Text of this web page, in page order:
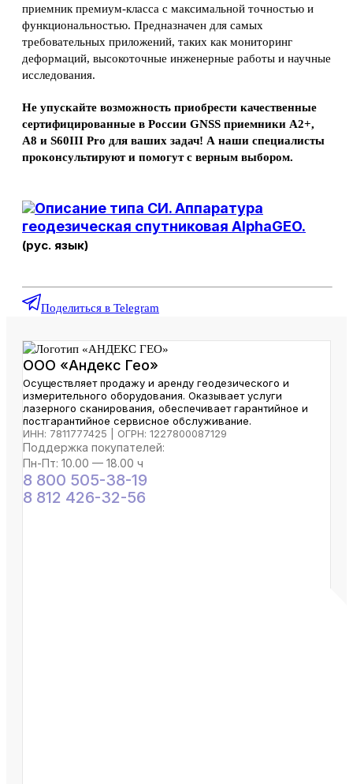
приемник премиум-класса с максимальной точностью и
функциональностью. Предназначен для самых
требовательных приложений, таких как мониторинг
деформаций, высокоточные инженерные работы и научные
исследования.
Не упускайте возможность приобрести качественные
сертифицированные в России GNSS приемники A2+,
A8 и S60III Pro для ваших задач! А наши специалисты
проконсультируют и помогут с верным выбором.
Описание типа СИ. Аппаратура
геодезическая спутниковая AlphaGEO.
(рус. язык)
Поделиться в Telegram
ООО «Андекс Гео»
Осуществляет продажу и аренду геодезического и
измерительного оборудования. Оказывает услуги
лазерного сканирования, обеспечивает гарантийное и
постгарантийное сервисное обслуживание.
ИНН: 7811777425 | ОГРН: 1227800087129
Поддержка покупателей:
Пн-Пт: 10.00 — 18.00 ч
8 800 505-38-19
8 812 426-32-56